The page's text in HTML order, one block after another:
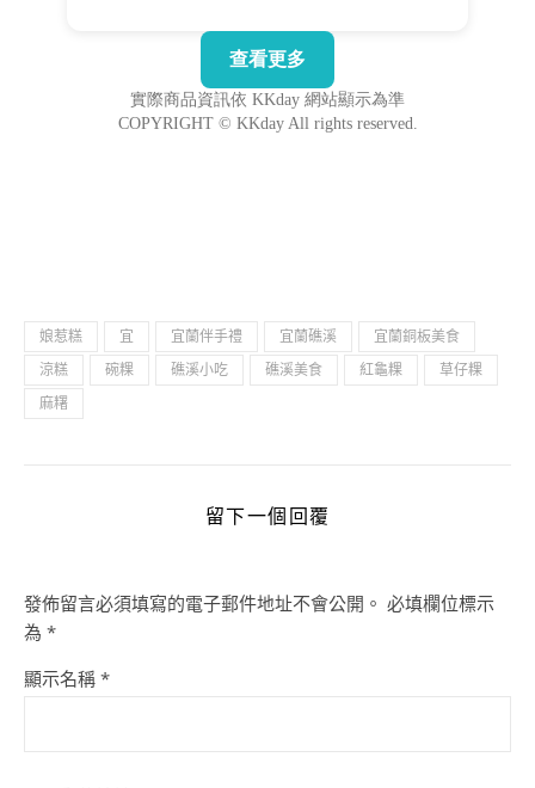
娘惹糕 宜 宜蘭伴手禮 宜蘭礁溪
宜蘭銅板美食
涼糕
碗粿 礁溪小吃 礁溪美食 紅龜粿
草仔粿
麻糬
留下一個回覆
發佈留言必須填寫的電子郵件地址不會公開。 必填欄位標示
為 *
顯示名稱 *